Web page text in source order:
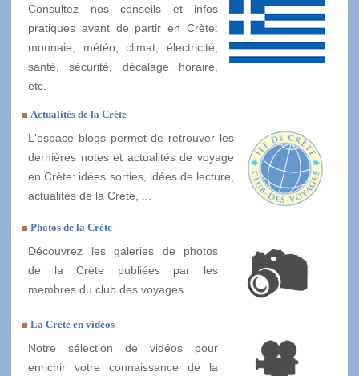
Consultez nos conseils et infos
pratiques avant de partir en Crète:
monnaie, météo, climat, électricité,
santé, sécurité, décalage horaire,
etc.
Actualités de la Crète
L'espace blogs permet de retrouver les
dernières notes et actualités de voyage
en Crète: idées sorties, idées de lecture,
actualités de la Crète, ...
Photos de la Crète
Découvrez les galeries de photos
de la Crète publiées par les
membres du club des voyages.
La Crète en vidéos
Notre sélection de vidéos pour
enrichir votre connaissance de la